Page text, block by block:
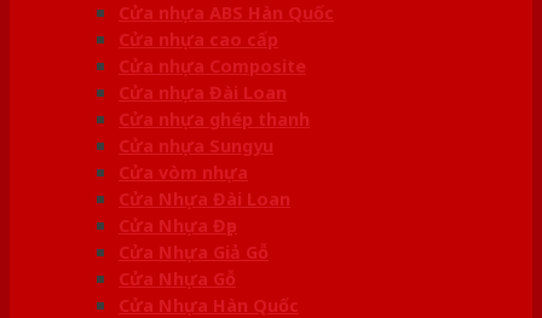
Cửa nhựa ABS Hàn Quốc
Cửa nhựa cao cấp
Cửa nhựa Composite
Cửa nhựa Đài Loan
Cửa nhựa ghép thanh
Cửa nhựa Sungyu
Cửa vòm nhựa
Cửa Nhựa Đài Loan
Cửa Nhựa Đẹp
Cửa Nhựa Giả Gỗ
Cửa Nhựa Gỗ
Cửa Nhựa Hàn Quốc